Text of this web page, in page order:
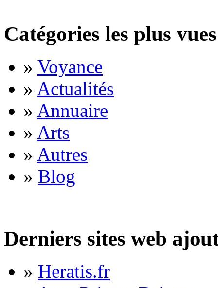
Catégories les plus vues
» Voyance
» Actualités
» Annuaire
» Arts
» Autres
» Blog
Derniers sites web
» Heratis.fr